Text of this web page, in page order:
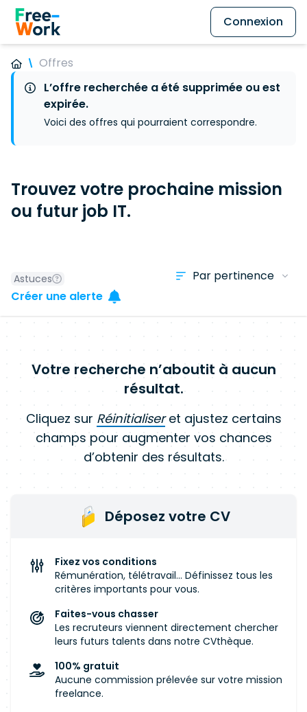
Connexion
Offres
L’offre recherchée a été supprimée ou est
expirée.
Voici des offres qui pourraient correspondre.
Trouvez votre prochaine mission
ou futur job IT.
Astuces
Créer une alerte
Votre recherche n’aboutit à aucun
résultat.
Cliquez sur Réinitialiseret ajustez certains
champs pour augmenter vos chances
d’obtenir des résultats.
Déposez votre CV
Fixez vos conditions
Rémunération, télétravail... Définissez tous les
critères importants pour vous.
Faites-vous chasser
Les recruteurs viennent directement chercher
leurs futurs talents dans notre CVthèque.
100% gratuit
Aucune commission prélevée sur votre mission
freelance.